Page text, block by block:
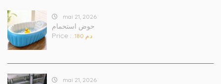
mai 21, 2026
حوض استحمام
Price :
.د.م 180
mai 21, 2026